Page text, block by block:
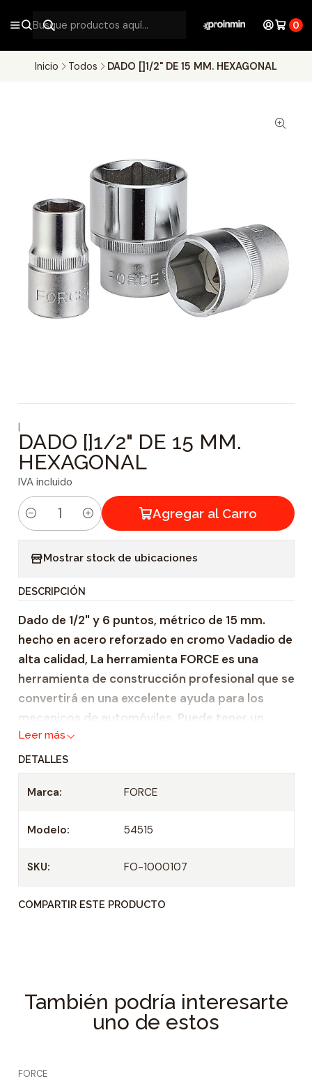
0
Inicio Todos DADO []1/2" DE 15 MM. HEXAGONAL
|
DADO []1/2" DE 15 MM.
HEXAGONAL
IVA incluido
C
i
d
a
d
Agregar al Carro
Mostrar stock de ubicaciones
DESCRIPCIÓN
Dado de 1/2" y 6 puntos, métrico de 15 mm.
hecho en acero reforzado en cromo Vadadio de
alta calidad, La herramienta FORCE es una
herramienta de construcción profesional que se
convertirá en una excelente ayuda para los
mecanicos de automóviles. Puede tener un
certificado de integridad, así como un
certificado internacional DIN EN ISO 9001:2000.
Zócalo de servicio pesado hecho de acero
Adecuado para todas las carracas de 1/2" y
Casquillo: 1/2"
Longitud: 38 mm
Tamaño: 15 mm
Tamaño adaptador : 1/2
Tamaño de Acoplamiento : 15 mm
Leer más
DETALLES
Marca: FORCE
Modelo: 54515
SKU: FO-1000107
COMPARTIR ESTE PRODUCTO
También podría interesarte
uno de estos
FORCE